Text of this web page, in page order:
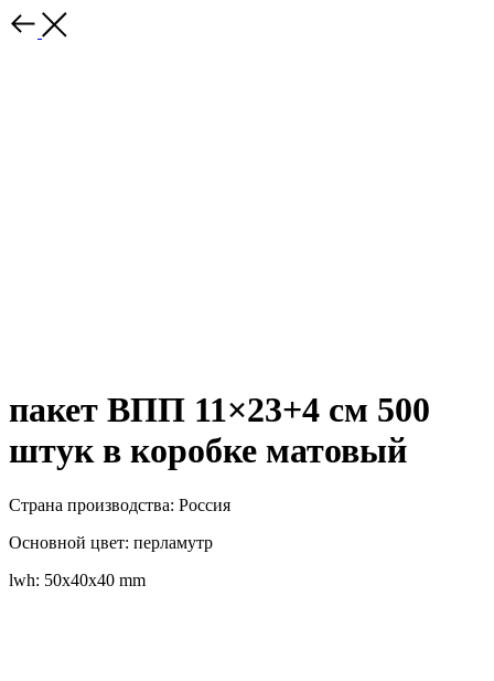
пакет ВПП 11×23+4 см 500
штук в коробке матовый
Страна производства: Россия
Основной цвет: перламутр
lwh: 50x40x40 mm